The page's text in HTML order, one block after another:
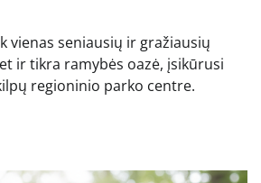
vienas seniausių ir gražiausių
ir tikra ramybės oazė, įsikūrusi
regioninio parko centre.